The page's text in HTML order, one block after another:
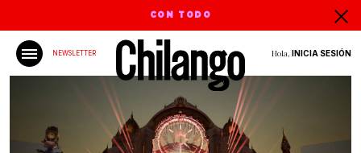
CON TODO
NEWSLETTER Hola, INICIA SESIÓN